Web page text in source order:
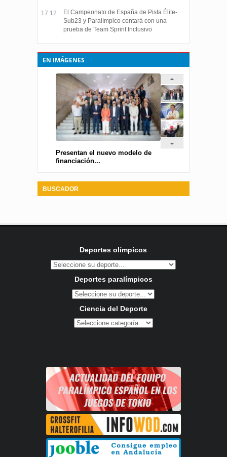
17:12
El Campeonato de España de Pista Élite-
Sub23 y Paralímpico contará con una
prueba de Team Sprint Inclusivo
EN IMÁGENES
Presentan el nuevo modelo de
financiación...
BUSCADOR
Deportes olímpicos
Deportes paralímpicos
Ciencia del Deporte